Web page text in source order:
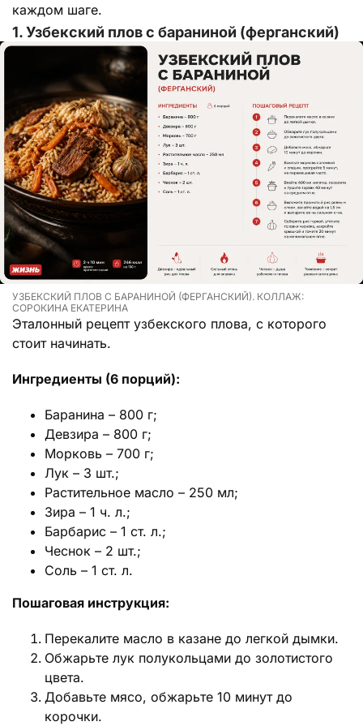
каждом шаге.
1. Узбекский плов с бараниной (ферганский)
УЗБЕКСКИЙ ПЛОВ С БАРАНИНОЙ (ФЕРГАНСКИЙ). КОЛЛАЖ:
СОРОКИНА ЕКАТЕРИНА
Эталонный рецепт узбекского плова, с которого
стоит начинать.
Ингредиенты (6 порций):
Баранина – 800 г;
Девзира – 800 г;
Морковь – 700 г;
Лук – 3 шт.;
Растительное масло – 250 мл;
Зира – 1 ч. л.;
Барбарис – 1 ст. л.;
Чеснок – 2 шт.;
Соль – 1 ст. л.
Пошаговая инструкция:
Перекалите масло в казане до легкой дымки.
Обжарьте лук полукольцами до золотистого
цвета.
Добавьте мясо, обжарьте 10 минут до
корочки.